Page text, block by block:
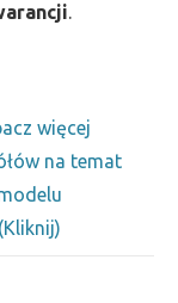
.
więcej
na temat
(Kliknij)